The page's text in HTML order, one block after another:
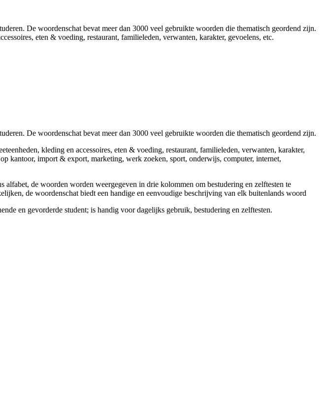
De woordenschat bevat meer dan 3000 veel gebruikte woorden die thematisch geordend zijn.
eten & voeding, restaurant, familieleden, verwanten, karakter, gevoelens, etc.
De woordenschat bevat meer dan 3000 veel gebruikte woorden die thematisch geordend zijn.
kleding en accessoires, eten & voeding, restaurant, familieleden, verwanten, karakter,
kantoor, import & export, marketing, werk zoeken, sport, onderwijs, computer, internet,
de woorden worden weergegeven in drie kolommen om bestudering en zelftesten te
de woordenschat biedt een handige en eenvoudige beschrijving van elk buitenlands woord
en gevorderde student; is handig voor dagelijks gebruik, bestudering en zelftesten.